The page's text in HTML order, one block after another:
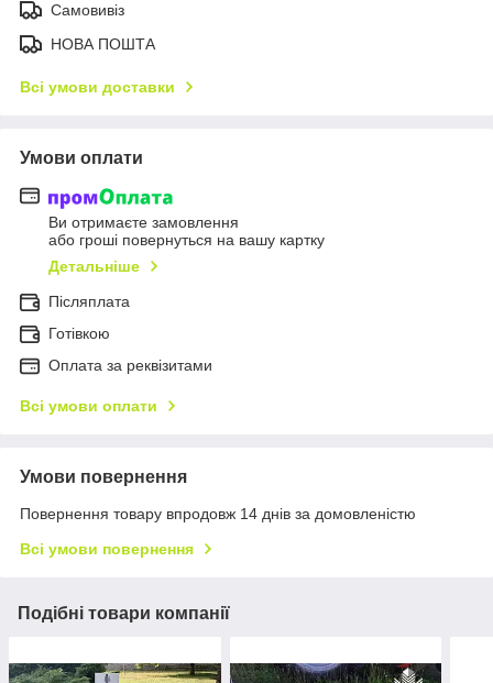
Самовивіз
НОВА ПОШТА
Всі умови доставки
Умови оплати
Ви отримаєте замовлення
або гроші повернуться на вашу картку
Детальніше
Післяплата
Готівкою
Оплата за реквізитами
Всі умови оплати
Умови повернення
Повернення товару впродовж 14 днів за домовленістю
Всі умови повернення
Подібні товари компанії